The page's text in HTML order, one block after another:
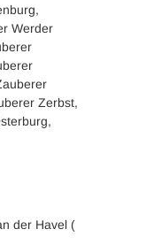
Werder
Zerbst,
der Havel (